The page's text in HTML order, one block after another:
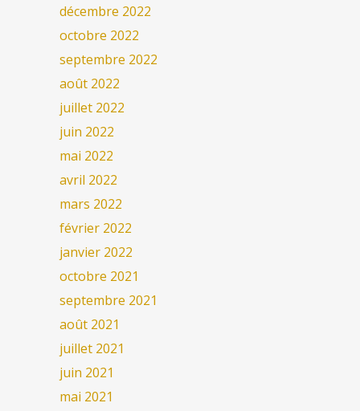
décembre 2022
octobre 2022
septembre 2022
août 2022
juillet 2022
juin 2022
mai 2022
avril 2022
mars 2022
février 2022
janvier 2022
octobre 2021
septembre 2021
août 2021
juillet 2021
juin 2021
mai 2021